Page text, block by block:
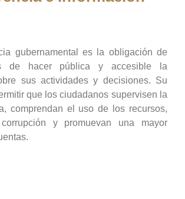
gubernamental es la obligación de
de hacer pública y accesible la
sus actividades y decisiones. Su
que los ciudadanos supervisen la
comprendan el uso de los recursos,
y promuevan una mayor